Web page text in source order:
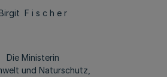
F i s c h e r
Die Ministerin
und Naturschutz,